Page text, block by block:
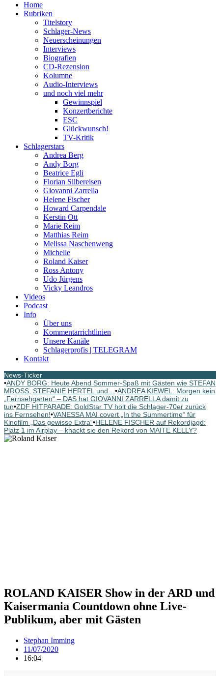
Home
Rubriken
Titelstory
Schlager-News
Neuerscheinungen
Interviews
Biografien
CD-Rezension
Kolumne
Audio-Interviews
und noch viel mehr
Gewinnspiel
Konzertberichte
ESC
Glückwunsch!
TV-Kritik
Schlagerstars
Andrea Berg
Andy Borg
Beatrice Egli
Florian Silbereisen
Giovanni Zarrella
Helene Fischer
Howard Carpendale
Kerstin Ott
Marie Reim
Matthias Reim
Melissa Naschenweng
Michelle
Roland Kaiser
Ross Antony
Udo Jürgens
Vicky Leandros
Videos
Podcast
Info
Über uns
Kommentarrichtlinien
Unsere Kanäle
Schlagerprofis | TELEGRAM
Kontakt
News-Ticker
•ANDY BORG: Heute Abend Sommer-Spaß mit Gästen wie STEFAN
MROSS, STEFANIE HERTEL und… •ANDREA KIEWEL: Morgen kein
„Fernsehgarten“ – DAS hat GIOVANNI ZARRELLA damit zu
tun•ZDF HITPARADE: GoldStar TV holt die Schlager-70er zurück
ins Fernsehen!•VANESSA MAI covert „In the Summertime“ für
Kinofilm „Das gewisse Extra“•HELENE FISCHER auf Rekordjagd:
Platz 1 im Airplay – knackt sie den Rekord von MAITE KELLY?
ROLAND KAISER Show in der ARD und
Kaisermania Countdown ohne Live-
Publikum, aber mit Gästen
Stephan Imming
11/07/2020
16:04